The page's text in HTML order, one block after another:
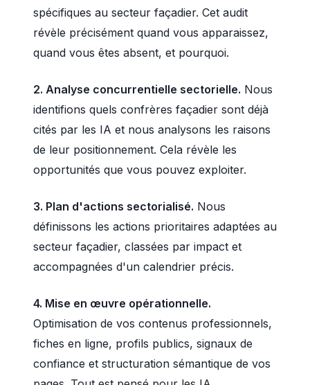
spécifiques au secteur façadier. Cet audit
révèle précisément quand vous apparaissez,
quand vous êtes absent, et pourquoi.
2. Analyse concurrentielle sectorielle. Nous
identifions quels confrères façadier sont déjà
cités par les IA et nous analysons les raisons
de leur positionnement. Cela révèle les
opportunités que vous pouvez exploiter.
3. Plan d'actions sectorialisé. Nous
définissons les actions prioritaires adaptées au
secteur façadier, classées par impact et
accompagnées d'un calendrier précis.
4. Mise en œuvre opérationnelle.
Optimisation de vos contenus professionnels,
fiches en ligne, profils publics, signaux de
confiance et structuration sémantique de vos